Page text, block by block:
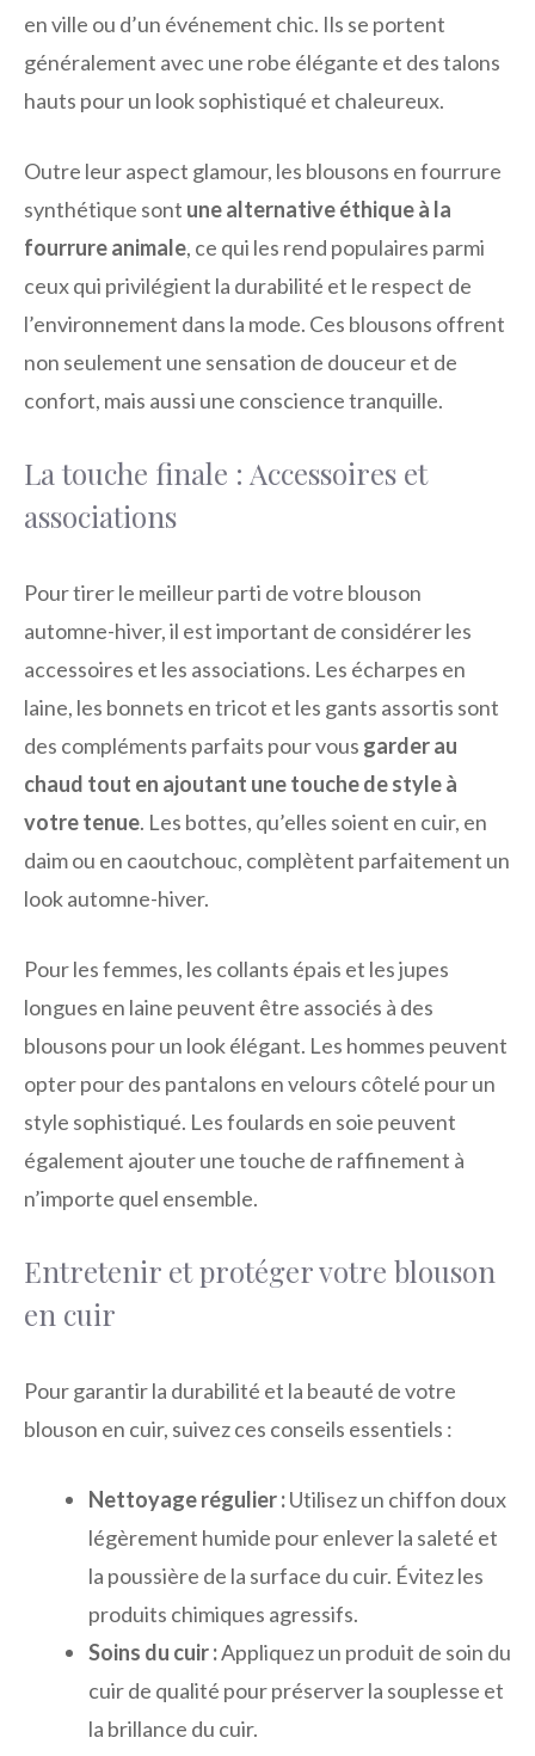
en ville ou d’un événement chic. Ils se portent
généralement avec une robe élégante et des talons
hauts pour un look sophistiqué et chaleureux.
Outre leur aspect glamour, les blousons en fourrure
synthétique sont une alternative éthique à la
fourrure animale, ce qui les rend populaires parmi
ceux qui privilégient la durabilité et le respect de
l’environnement dans la mode. Ces blousons offrent
non seulement une sensation de douceur et de
confort, mais aussi une conscience tranquille.
La touche finale : Accessoires et
associations
Pour tirer le meilleur parti de votre blouson
automne-hiver, il est important de considérer les
accessoires et les associations. Les écharpes en
laine, les bonnets en tricot et les gants assortis sont
des compléments parfaits pour vous garder au
chaud tout en ajoutant une touche de style à
votre tenue. Les bottes, qu’elles soient en cuir, en
daim ou en caoutchouc, complètent parfaitement un
look automne-hiver.
Pour les femmes, les collants épais et les jupes
longues en laine peuvent être associés à des
blousons pour un look élégant. Les hommes peuvent
opter pour des pantalons en velours côtelé pour un
style sophistiqué. Les foulards en soie peuvent
également ajouter une touche de raffinement à
n’importe quel ensemble.
Entretenir et protéger votre blouson
en cuir
Pour garantir la durabilité et la beauté de votre
blouson en cuir, suivez ces conseils essentiels :
Nettoyage régulier :Utilisez un chiffon doux
légèrement humide pour enlever la saleté et
la poussière de la surface du cuir. Évitez les
produits chimiques agressifs.
Soins du cuir :Appliquez un produit de soin du
cuir de qualité pour préserver la souplesse et
la brillance du cuir.